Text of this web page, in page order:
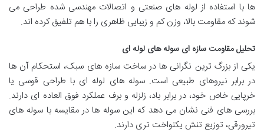
ها با استفاده از لوله های صنعتی و اتصالات مهندسی شده طراحی می
شوند که مقاومت بالا، وزن کم و زیبایی ظاهری را با هم تلفیق کرده اند.
تحلیل مقاومت سازه ای سوله های لوله ای
یکی از بزرگ ترین نگرانی ها در ساخت سازه های سبک، استحکام آن ها
در برابر نیروهای طبیعی است. سوله های لوله ای با طراحی قوسی یا
خرپایی خاص خود، در برابر باد، زلزله و برف عملکرد فوق العاده ای دارند.
بررسی های فنی نشان می دهد که این سوله ها در مقایسه با سوله های
تیرورقی، توزیع تنش یکنواخت تری دارند.